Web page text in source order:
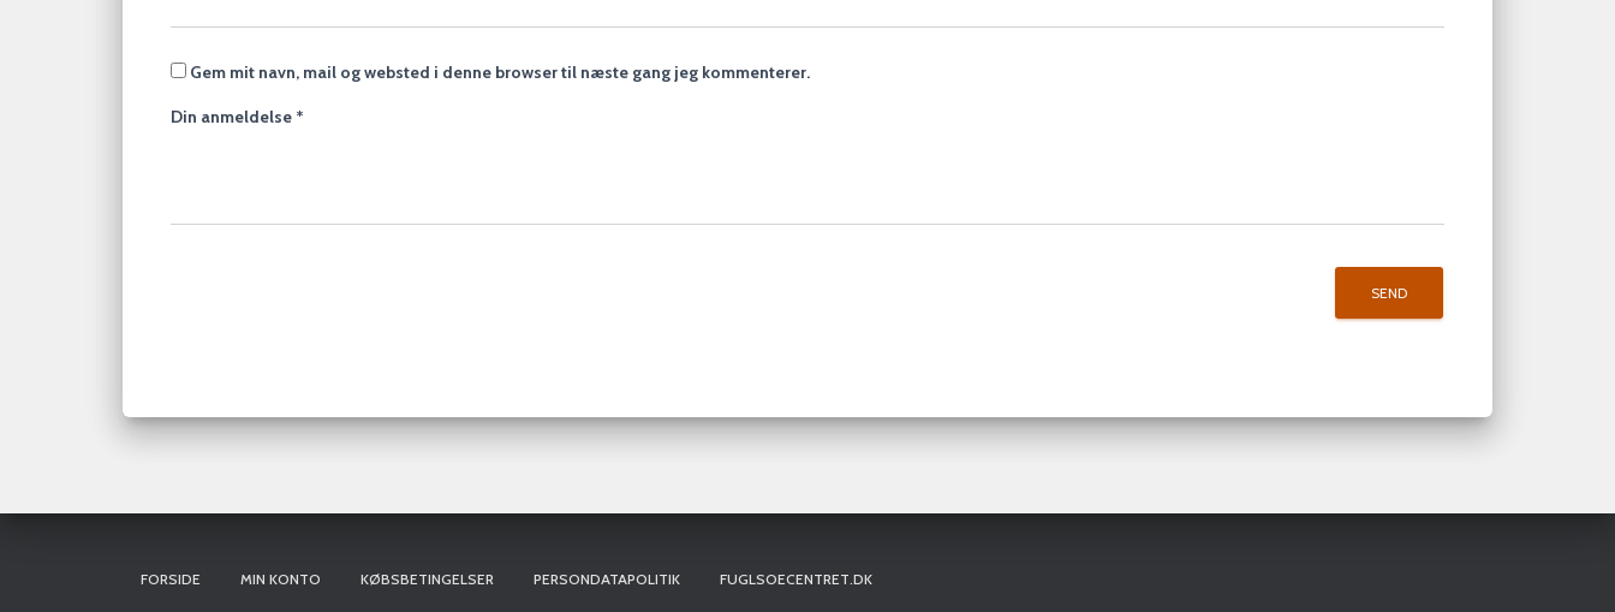
Gem mit navn, mail og websted i denne browser til næste gang jeg kommenterer.
Din anmeldelse *
FORSIDE MIN KONTO KØBSBETINGELSER PERSONDATAPOLITIK FUGLSOECENTRET.DK